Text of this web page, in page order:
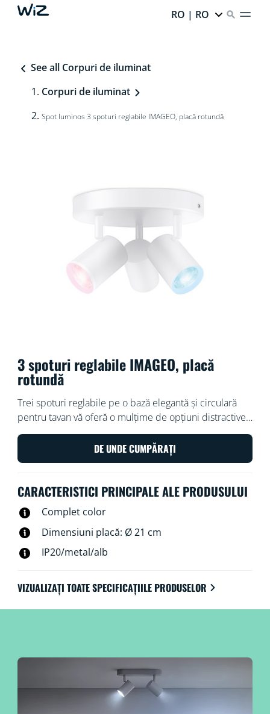
RO | RO
See all Corpuri de iluminat
Corpuri de iluminat
Spot luminos 3 spoturi reglabile IMAGEO, placă rotundă
3 spoturi reglabile IMAGEO, placă
rotundă
Trei spoturi reglabile pe o bază elegantă și circulară
pentru tavan vă oferă o mulțime de opțiuni distractive
pentru a vă inunda camera cu lumină și culori
frumoase. Alegeți un scenariu de lumină pentru o
activitate specifică folosind instalația noastră de
seama rutinelor automate ale aplicației noastre.
DE UNDE CUMPĂRAȚI
CARACTERISTICI PRINCIPALE ALE PRODUSULUI
Complet color
Dimensiuni placă: Ø 21 cm
IP20/metal/alb
VIZUALIZAȚI TOATE SPECIFICAȚIILE PRODUSELOR